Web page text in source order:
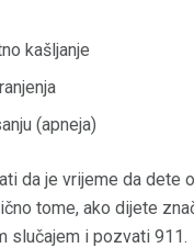
kašljanje
(apneja)
da je vrijeme da dete
tome, ako dijete
slučajem i pozvati 911.